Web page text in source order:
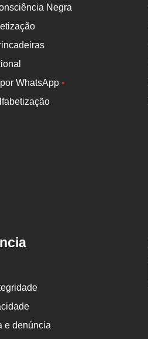
Negra
WhatsApp•
e denúncia